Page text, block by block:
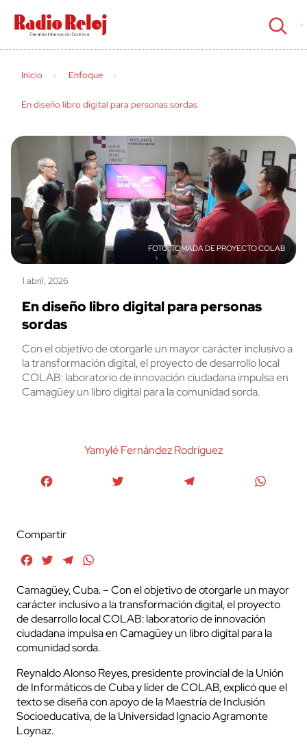
cerrar
Inicio Enfoque
En diseño libro digital para personas sordas
TOMADA DE PROYECTO COLAB
1 abril, 2026
En diseño libro digital para personas
sordas
Con el objetivo de otorgarle un mayor carácter inclusivo a
la transformación digital, el proyecto de desarrollo local
COLAB: laboratorio de innovación ciudadana impulsa en
Camagüey un libro digital para la comunidad sorda.
Yamylé Fernández Rodríguez
Compartir
FacebookTwitterTelegram
Camagüey, Cuba. – Con el objetivo de otorgarle un mayor
carácter inclusivo a la transformación digital, el proyecto
de desarrollo local COLAB: laboratorio de innovación
ciudadana impulsa en Camagüey un libro digital para la
comunidad sorda.
Reynaldo Alonso Reyes, presidente provincial de la Unión
de Informáticos de Cuba y líder de COLAB, explicó que el
texto se diseña con apoyo de la Maestría de Inclusión
Socioeducativa, de la Universidad Ignacio Agramonte
Loynaz.